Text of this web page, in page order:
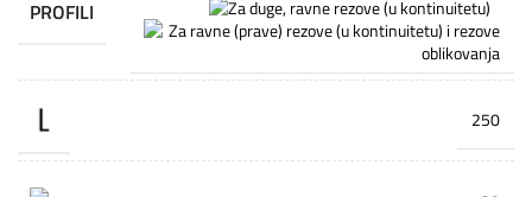
PROFILI
250